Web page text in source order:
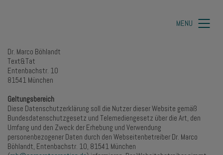
MENU
Dr. Marco Böhlandt
Text&Tat
Entenbachstr. 10
81541 München
Geltungsbereich
Diese Datenschutzerklärung soll die Nutzer dieser Website gemäß
Bundesdatenschutzgesetz und Telemediengesetz über die Art, den
Umfang und den Zweck der Erhebung und Verwendung
personenbezogener Daten durch den Webseitenbetreiber Dr. Marco
Böhlandt, Entenbachstr. 10, 81541 München